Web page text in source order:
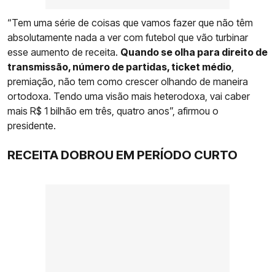
“Tem uma série de coisas que vamos fazer que não têm
absolutamente nada a ver com futebol que vão turbinar
esse aumento de receita. Quando se olha para direito de
transmissão, número de partidas, ticket médio
premiação, não tem como crescer olhando de maneira
ortodoxa. Tendo uma visão mais heterodoxa, vai caber
mais R$ 1 bilhão em três, quatro anos”, afirmou o
presidente.
RECEITA DOBROU EM PERÍODO CURTO